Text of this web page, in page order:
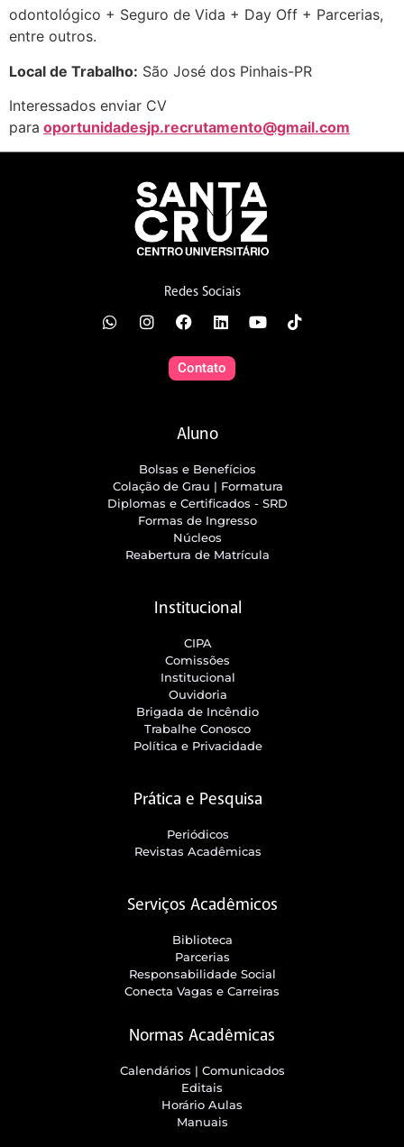
odontológico + Seguro de Vida + Day Off + Parcerias,
entre outros.
Local de Trabalho: São José dos Pinhais-PR
Interessados enviar CV
para oportunidadesjp.recrutamento@gmail.com
Redes Sociais
Contato
Aluno
Bolsas e Benefícios
Colação de Grau | Formatura
Diplomas e Certificados - SRD
Formas de Ingresso
Núcleos
Reabertura de Matrícula
Institucional
CIPA
Comissões
Institucional
Ouvidoria
Brigada de Incêndio
Trabalhe Conosco
Política e Privacidade
Prática e Pesquisa
Periódicos
Revistas Acadêmicas
Serviços Acadêmicos
Biblioteca
Parcerias
Responsabilidade Social
Conecta Vagas e Carreiras
Normas Acadêmicas
Calendários | Comunicados
Editais
Horário Aulas
Manuais